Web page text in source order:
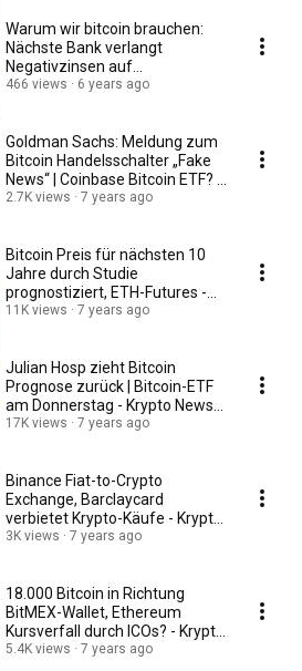
Warum wir bitcoin brauchen:
Nächste Bank verlangt
Negativzinsen auf
Sparguthaben
466 views 6 years ago
Goldman Sachs: Meldung zum
Bitcoin Handelsschalter „Fake
News“ | Coinbase Bitcoin ETF? -
07.09.2018
2.7K views 7 years ago
Bitcoin Preis für nächsten 10
Jahre durch Studie
prognostiziert, ETH-Futures -
News 31.08.2018
11K views 7 years ago
Julian Hosp zieht Bitcoin
Prognose zurück | Bitcoin-ETF
am Donnerstag - Krypto News
21.08.2018
17K views 7 years ago
Binance Fiat-to-Crypto
Exchange, Barclaycard
verbietet Krypto-Käufe - Krypto
News 17.08.2018
3K views 7 years ago
18.000 Bitcoin in Richtung
BitMEX-Wallet, Ethereum
Kursverfall durch ICOs? - Krypto
News 15.08.2018
5.4K views 7 years ago